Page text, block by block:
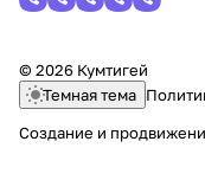
© 2026 Кумтигей
Темная тема
Создание и